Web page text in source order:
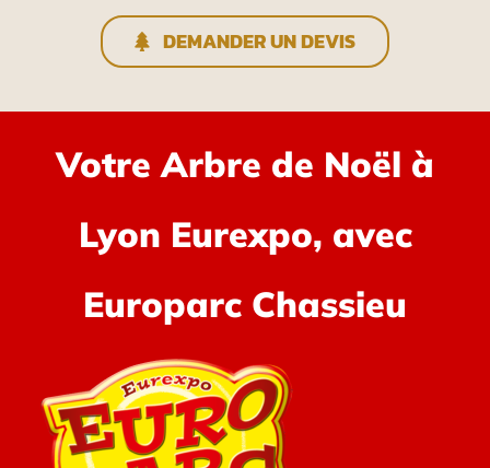
DEMANDER UN DEVIS
Votre Arbre de Noël à
Lyon Eurexpo, avec
Europarc Chassieu